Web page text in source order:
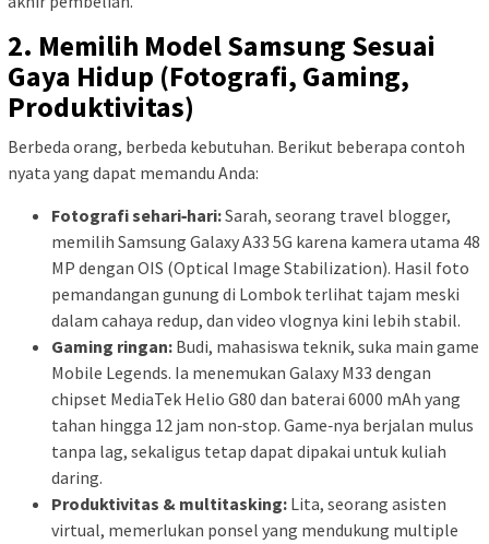
2. Memilih Model Samsung Sesuai
Gaya Hidup (Fotografi, Gaming,
Produktivitas)
Berbeda orang, berbeda kebutuhan. Berikut beberapa contoh
nyata yang dapat memandu Anda:
Fotografi sehari‑hari:Sarah, seorang travel blogger,
memilih Samsung Galaxy A33 5G karena kamera utama 48
MP dengan OIS (Optical Image Stabilization). Hasil foto
pemandangan gunung di Lombok terlihat tajam meski
dalam cahaya redup, dan video vlognya kini lebih stabil.
Gaming ringan: Budi, mahasiswa teknik, suka main game
Mobile Legends. Ia menemukan Galaxy M33 dengan
chipset MediaTek Helio G80 dan baterai 6000 mAh yang
tahan hingga 12 jam non‑stop. Game‑nya berjalan mulus
tanpa lag, sekaligus tetap dapat dipakai untuk kuliah
daring.
Produktivitas & multitasking: Lita, seorang asisten
virtual, memerlukan ponsel yang mendukung multiple